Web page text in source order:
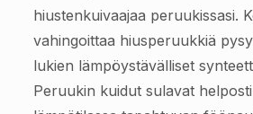
hiustenkuivaajaa peruukissasi.
vahingoittaa hiusperuukkiä
lukien lämpöystävälliset
Peruukin kuidut sulavat